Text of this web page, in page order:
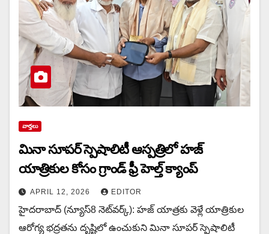
వార్త‌లు
మినా సూపర్ స్పెషాలిటీ ఆస్పత్రిలో హజ్
యాత్రికుల కోసం గ్రాండ్ ఫ్రీ హెల్త్ క్యాంప్
APRIL 12, 2026 EDITOR
హైదరాబాద్ (న్యూస్8 నెట్‌వ‌ర్క్): హజ్ యాత్రకు వెళ్లే యాత్రికుల
ఆరోగ్య భద్రతను దృష్టిలో ఉంచుకుని మినా సూపర్ స్పెషాలిటీ